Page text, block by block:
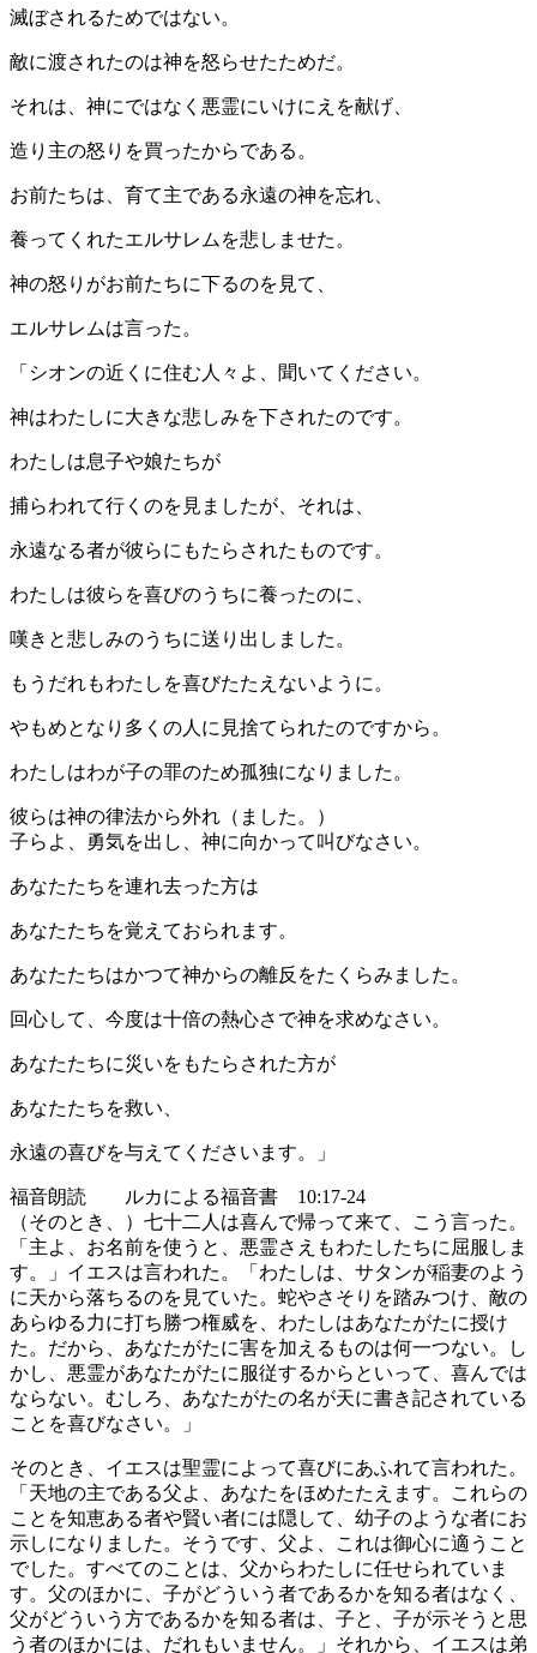
滅ぼされるためではない。
敵に渡されたのは神を怒らせたためだ。
それは、神にではなく悪霊にいけにえを献げ、
造り主の怒りを買ったからである。
お前たちは、育て主である永遠の神を忘れ、
養ってくれたエルサレムを悲しませた。
神の怒りがお前たちに下るのを見て、
エルサレムは言った。
「シオンの近くに住む人々よ、聞いてください。
神はわたしに大きな悲しみを下されたのです。
わたしは息子や娘たちが
捕らわれて行くのを見ましたが、それは、
永遠なる者が彼らにもたらされたものです。
わたしは彼らを喜びのうちに養ったのに、
嘆きと悲しみのうちに送り出しました。
もうだれもわたしを喜びたたえないように。
やもめとなり多くの人に見捨てられたのですから。
わたしはわが子の罪のため孤独になりました。
彼らは神の律法から外れ（ました。）
子らよ、勇気を出し、神に向かって叫びなさい。
あなたたちを連れ去った方は
あなたたちを覚えておられます。
あなたたちはかつて神からの離反をたくらみました。
回心して、今度は十倍の熱心さで神を求めなさい。
あなたたちに災いをもたらされた方が
あなたたちを救い、
永遠の喜びを与えてくださいます。」
福音朗読 ルカによる福音書 10:17-24
（そのとき、）七十二人は喜んで帰って来て、こう言った。
「主よ、お名前を使うと、悪霊さえもわたしたちに屈服しま
す。」イエスは言われた。「わたしは、サタンが稲妻のよう
に天から落ちるのを見ていた。蛇やさそりを踏みつけ、敵の
あらゆる力に打ち勝つ権威を、わたしはあなたがたに授け
た。だから、あなたがたに害を加えるものは何一つない。し
かし、悪霊があなたがたに服従するからといって、喜んでは
ならない。むしろ、あなたがたの名が天に書き記されている
ことを喜びなさい。」
そのとき、イエスは聖霊によって喜びにあふれて言われた。
「天地の主である父よ、あなたをほめたたえます。これらの
ことを知恵ある者や賢い者には隠して、幼子のような者にお
示しになりました。そうです、父よ、これは御心に適うこと
でした。すべてのことは、父からわたしに任せられていま
す。父のほかに、子がどういう者であるかを知る者はなく、
父がどういう方であるかを知る者は、子と、子が示そうと思
う者のほかには、だれもいません。」それから、イエスは弟